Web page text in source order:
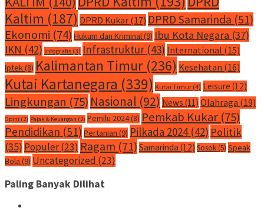
Kaltim (187) DPRD Kukar (17) DPRD Samarinda (51)
Ekonomi (74) Hukum dan Kriminal(9) Ibu Kota Negara (37)
IKN (42) Infografis (3) Infrastruktur (43) International (15)
Iptek(8) Kalimantan Timur (236) Kesehatan (16)
Kutai Kartanegara (339) Kutai Timur (4) Leisure (12)
Lingkungan (75) Nasional (92) News (11) Olahraga (19)
Opini (2) Pajak & Keuangan (2) Pemilu 2024(8) Pemkab Kukar (75)
Pendidikan (51) Pertanian (9) Pilkada 2024(42) Politik
(35) Populer(23) Ragam (71) Samarinda (12) Sosok(5) Speak
Bola (9) Uncategorized (23)
Paling Banyak Dilihat